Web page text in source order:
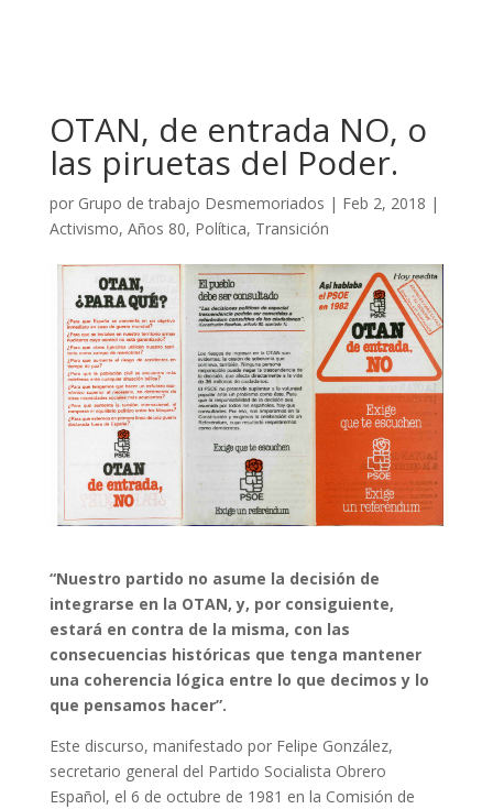
OTAN, de entrada NO, o
las piruetas del Poder.
por Grupo de trabajo Desmemoriados | Feb 2, 2018 |
Activismo, Años 80, Política, Transición
“Nuestro partido no asume la decisión de
integrarse en la OTAN, y, por consiguiente,
estará en contra de la misma, con las
consecuencias históricas que tenga mantener
una coherencia lógica entre lo que decimos y lo
que pensamos hacer”.
Este discurso, manifestado por Felipe González,
secretario general del Partido Socialista Obrero
Español, el 6 de octubre de 1981 en la Comisión de